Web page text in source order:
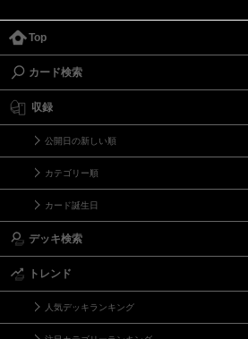
Top
カード検索
収録
公開日の新しい順
カテゴリー順
カード誕生日
デッキ検索
トレンド
人気デッキランキング